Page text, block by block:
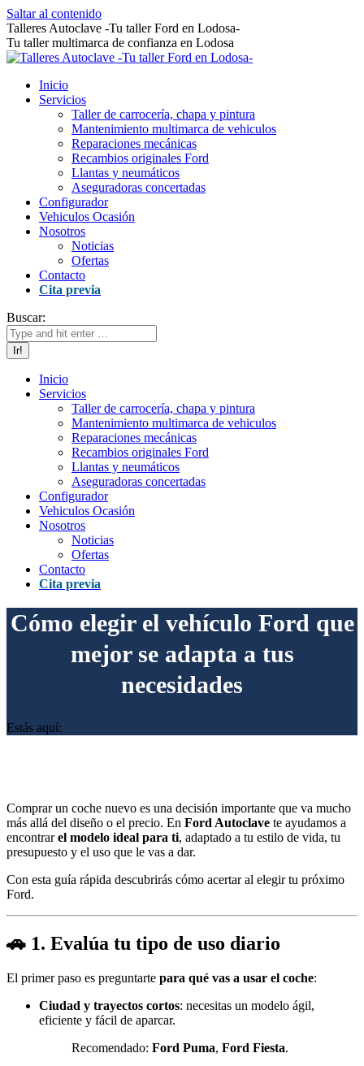
Saltar al contenido
Talleres Autoclave -Tu taller Ford en Lodosa-
Tu taller multimarca de confianza en Lodosa
Inicio
Servicios
Taller de carrocería, chapa y pintura
Mantenimiento multimarca de vehiculos
Reparaciones mecánicas
Recambios originales Ford
Llantas y neumáticos
Aseguradoras concertadas
Configurador
Vehiculos Ocasión
Nosotros
Noticias
Ofertas
Contacto
Cita previa
Buscar:
Inicio
Servicios
Taller de carrocería, chapa y pintura
Mantenimiento multimarca de vehiculos
Reparaciones mecánicas
Recambios originales Ford
Llantas y neumáticos
Aseguradoras concertadas
Configurador
Vehiculos Ocasión
Nosotros
Noticias
Ofertas
Contacto
Cita previa
Cómo elegir el vehículo Ford que
mejor se adapta a tus
necesidades
Estás aquí:
Comprar un coche nuevo es una decisión importante que va mucho
más allá del diseño o el precio. En Ford Autoclave te ayudamos a
encontrarel modelo ideal para ti, adaptado a tu estilo de vida, tu
presupuesto y el uso que le vas a dar.
Con esta guía rápida descubrirás cómo acertar al elegir tu próximo
Ford.
🚗 1. Evalúa tu tipo de uso diario
El primer paso es preguntarte para qué vas a usar el coche:
Ciudad y trayectos cortos: necesitas un modelo ágil,
eficiente y fácil de aparcar.
Recomendado: Ford Puma, Ford Fiesta.